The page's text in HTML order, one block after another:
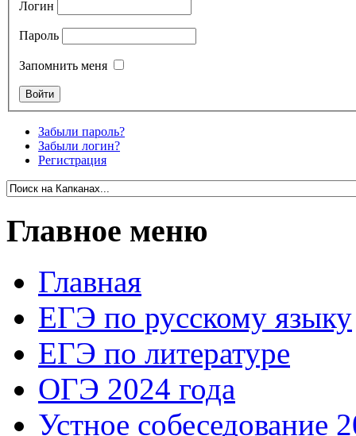
Логин
Пароль
Запомнить меня
Забыли пароль?
Забыли логин?
Регистрация
Главное меню
Главная
ЕГЭ по русскому языку
ЕГЭ по литературе
ОГЭ 2024 года
Устное собеседование